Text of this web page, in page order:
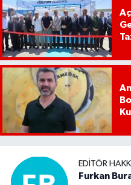
EDITÖR
Furkan